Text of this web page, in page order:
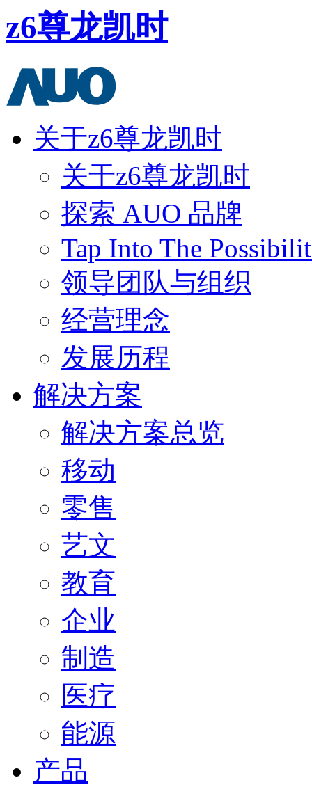
z6尊龙凯时
关于z6尊龙凯时
关于z6尊龙凯时
探索 AUO 品牌
Tap Into The
领导团队与组织
经营理念
发展历程
解决方案
解决方案总览
移动
零售
艺文
教育
企业
制造
医疗
能源
产品